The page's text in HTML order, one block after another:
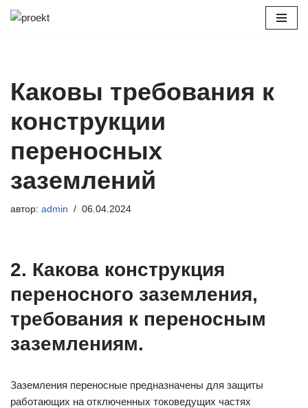
Каковы требования к
конструкции
переносных
заземлений
автор: admin 06.04.2024
2. Какова конструкция
переносного заземления,
требования к переносным
заземлениям.
Заземления переносные предназначены для защиты
работающих на отключенных токоведущих частях